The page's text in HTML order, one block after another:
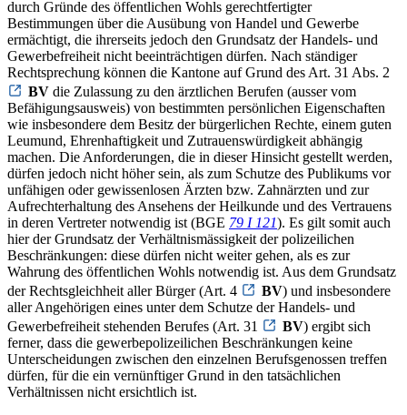
durch Gründe des öffentlichen Wohls gerechtfertigter
Bestimmungen über die Ausübung von Handel und Gewerbe
ermächtigt, die ihrerseits jedoch den Grundsatz der Handels- und
Gewerbefreiheit nicht beeinträchtigen dürfen. Nach ständiger
Rechtsprechung können die Kantone auf Grund des Art. 31 Abs. 2
BV die Zulassung zu den ärztlichen Berufen (ausser vom
Befähigungsausweis) von bestimmten persönlichen Eigenschaften
wie insbesondere dem Besitz der bürgerlichen Rechte, einem guten
Leumund, Ehrenhaftigkeit und Zutrauenswürdigkeit abhängig
machen. Die Anforderungen, die in dieser Hinsicht gestellt werden,
dürfen jedoch nicht höher sein, als zum Schutze des Publikums vor
unfähigen oder gewissenlosen Ärzten bzw. Zahnärzten und zur
Aufrechterhaltung des Ansehens der Heilkunde und des Vertrauens
in deren Vertreter notwendig ist (BGE 79 I 121). Es gilt somit auch
hier der Grundsatz der Verhältnismässigkeit der polizeilichen
Beschränkungen: diese dürfen nicht weiter gehen, als es zur
Wahrung des öffentlichen Wohls notwendig ist. Aus dem Grundsatz
der Rechtsgleichheit aller Bürger (Art. 4
BV) und insbesondere
aller Angehörigen eines unter dem Schutze der Handels- und
Gewerbefreiheit stehenden Berufes (Art. 31
BV) ergibt sich
ferner, dass die gewerbepolizeilichen Beschränkungen keine
Unterscheidungen zwischen den einzelnen Berufsgenossen treffen
dürfen, für die ein vernünftiger Grund in den tatsächlichen
Verhältnissen nicht ersichtlich ist.